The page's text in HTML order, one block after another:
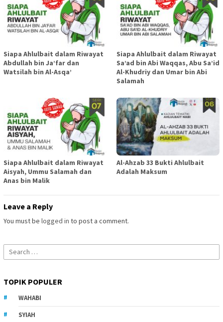
Siapa Ahlulbait dalam Riwayat
Abdullah bin Ja’far dan
Watsilah bin Al-Asqa’
Siapa Ahlulbait dalam Riwayat
Sa’ad bin Abi Waqqas, Abu Sa’id
Al-Khudriy dan Umar bin Abi
Salamah
Siapa Ahlulbait dalam Riwayat
Aisyah, Ummu Salamah dan
Anas bin Malik
Al-Ahzab 33 Bukti Ahlulbait
Adalah Maksum
Leave a Reply
You must be logged in to post a comment.
Search
for:
TOPIK POPULER
WAHABI
SYIAH